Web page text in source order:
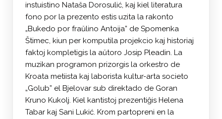
instuistino Nataša Dorosulić, kaj kiel literatura
fono por la prezento estis uzita la rakonto
„Bukedo por fraŭlino Antoija” de Spomenka
Štimec, kiun per komputila projekcio kaj historiaj
faktoj kompletigis la aŭtoro Josip Pleadin. La
muzikan programon prizorgis la orkestro de
Kroata metiista kaj laborista kultur-arta societo
„Golub” el Bjelovar sub direktado de Goran
Kruno Kukolj. Kiel kantistoj prezentiĝis Helena
Tabar kaj Sani Lukić. Krom partopreni en la